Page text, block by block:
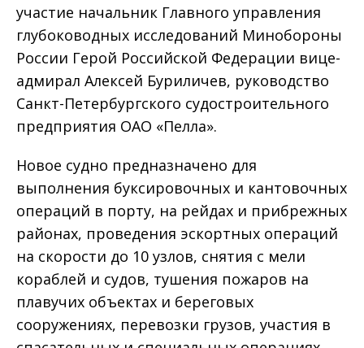
участие начальник Главного управления
глубоководных исследований Минобороны
России Герой Российской Федерации вице-
адмирал Алексей Буриличев, руководство
Санкт-Петербургского судостроительного
предприятия ОАО «Пелла».
Новое судно предназначено для
выполнения буксировочных и кантовочных
операций в порту, на рейдах и прибрежных
районах, проведения эскортных операций
на скорости до 10 узлов, снятия с мели
кораблей и судов, тушения пожаров на
плавучих объектах и береговых
сооружениях, перевозки грузов, участия в